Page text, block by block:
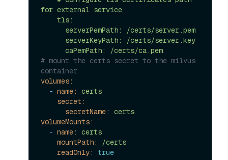
for external service
# mount the certs secret to the milvus
container
volumes:
- name:
certs
secret:
secretName:
certs
volumeMounts:
- name:
certs
mountPath:
/certs
readOnly:
true